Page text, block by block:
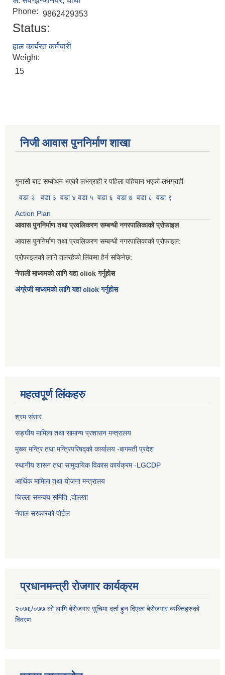
Phone: 9862429353
Status:
हाल कार्यरत कर्मचारी
Weight:
15
निजी आवास पुननिर्माण शाखा
गुनासो बाट सम्बोधन भएको लभग्राही र पहिला पहिचान भएको लभग्राही
वडा २
वडा ३ वडा ४ वडा ५ वडा ६ वडा ७ वडा ८ वडा ९
Action Plan
आवास पुननिर्माण तथा प्रवलिकरण सम्बन्धी नगरपालिकाको प्रोफाइल
आवास पुननिर्माण तथा प्रवलिकरण सम्बन्धी नगरपालिकाको प्रोफाइल:
प्रोफाइलको लागि तलरहेको लिंकमा हेर्न सकिनेछ:
नेपाली माध्यमको लागि यहा click गर्नुहोस
अंग्रेजी माध्यमको लागि यहा click गर्नुहोस
महत्वपूर्ण लिंकहरु
श्रम संसार
सङ्घीय मामिला तथा सामान्य प्रशासन मन्त्रालय
मुख्य मन्त्रि तथा मन्त्रिपरिषद्को कार्यालय -बागमती प्रदेश
स्थानीय शासन तथा सामुदायिक विकास कार्यक्रम -LGCDP
आर्थिक मामिला तथा योजना मन्त्रालय
जिल्ला समन्वय समिति ,दोलखा
नेपाल सरकारको पोर्टल
प्रधानमन्त्री रोजगार कार्यक्रम
२०७६/०७७ को लागि बेरोजगार सुचिमा दर्ता हुन दिएका बेरोजगार व्यक्तिहरुको
विवरण